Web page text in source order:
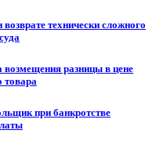
технически сложного
возмещения разницы в цене
товара
при банкротстве